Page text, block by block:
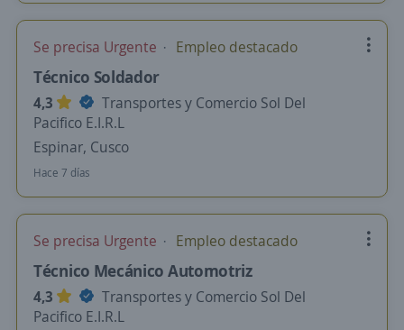
Se precisa Urgente Empleo destacado
Técnico Soldador
4,3
Transportes y Comercio Sol Del
Pacifico E.I.R.L
Espinar, Cusco
Hace 7 días
Se precisa Urgente Empleo destacado
Técnico Mecánico Automotriz
4,3
Transportes y Comercio Sol Del
Pacifico E.I.R.L